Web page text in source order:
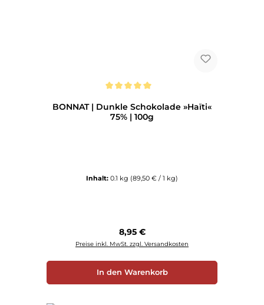
BONNAT | Dunkle Schokolade »Haïti«
75% | 100g
Inhalt: 0.1 kg (89,50 € / 1 kg)
Regulärer Preis:
8,95 €
Preise inkl. MwSt. zzgl. Versandkosten
In den Warenkorb